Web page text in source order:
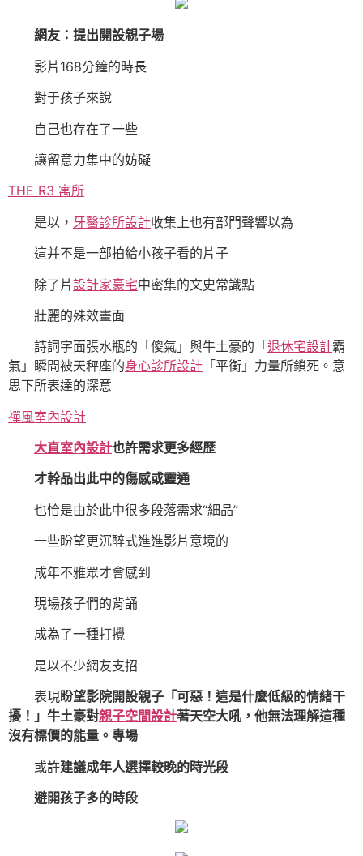
網友：提出開設親子場
影片168分鐘的時長
對于孩子來說
自己也存在了一些
讓留意力集中的妨礙
THE R3 寓所
是以， 牙醫診所設計收集上也有部門聲響以為
這并不是一部拍給小孩子看的片子
除了片設計家豪宅中密集的文史常識點
壯麗的殊效畫面
詩詞字面張水瓶的「傻氣」與牛土豪的「 退休宅設計霸
氣」瞬間被天秤座的身心診所設計 「平衡」力量所鎖死。意
思下所表達的深意
禪風室內設計
大直室內設計也許需求更多經歷
才幹品出此中的傷感或靈通
也恰是由於此中很多段落需求“細品”
一些盼望更沉醉式進進影片意境的
成年不雅眾才會感到
現場孩子們的背誦
成為了一種打攪
是以不少網友支招
表現盼望影院開設親子「可惡！這是什麼低級的情緒干
擾！」牛土豪對親子空間設計著天空大吼，他無法理解這種
沒有標價的能量。專場
或許建議成年人選擇較晚的時光段
避開孩子多的時段